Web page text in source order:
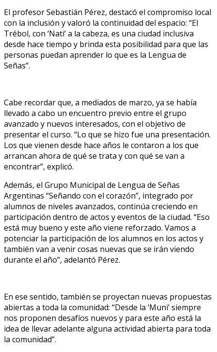
El profesor Sebastián Pérez, destacó el compromiso local
con la inclusión y valoró la continuidad del espacio: “El
Trébol, con ‘Nati’ a la cabeza, es una ciudad inclusiva
desde hace tiempo y brinda esta posibilidad para que las
personas puedan aprender lo que es la Lengua de
Señas”.
Cabe recordar que, a mediados de marzo, ya se había
llevado a cabo un encuentro previo entre el grupo
avanzado y nuevos interesados, con el objetivo de
presentar el curso. “Lo que se hizo fue una presentación.
Los que vienen desde hace años le contaron a los que
arrancan ahora de qué se trata y con qué se van a
encontrar”, explicó.
Además, el Grupo Municipal de Lengua de Señas
Argentinas “Señando con el corazón”, integrado por
alumnos de niveles avanzados, continúa creciendo en
participación dentro de actos y eventos de la ciudad. “Eso
está muy bueno y este año viene reforzado. Vamos a
potenciar la participación de los alumnos en los actos y
también van a venir cosas nuevas que se irán viendo
durante el año”, adelantó Pérez.
En ese sentido, también se proyectan nuevas propuestas
abiertas a toda la comunidad: “Desde la ‘Muni’ siempre
nos proponen desafíos nuevos y para este año está la
idea de llevar adelante alguna actividad abierta para toda
la comunidad”.